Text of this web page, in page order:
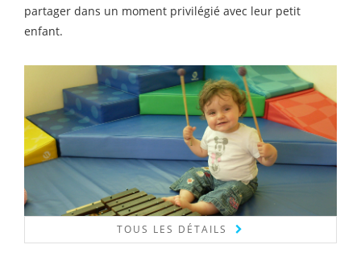
partager dans un moment privilégié avec leur petit
enfant.
TOUS LES DÉTAILS